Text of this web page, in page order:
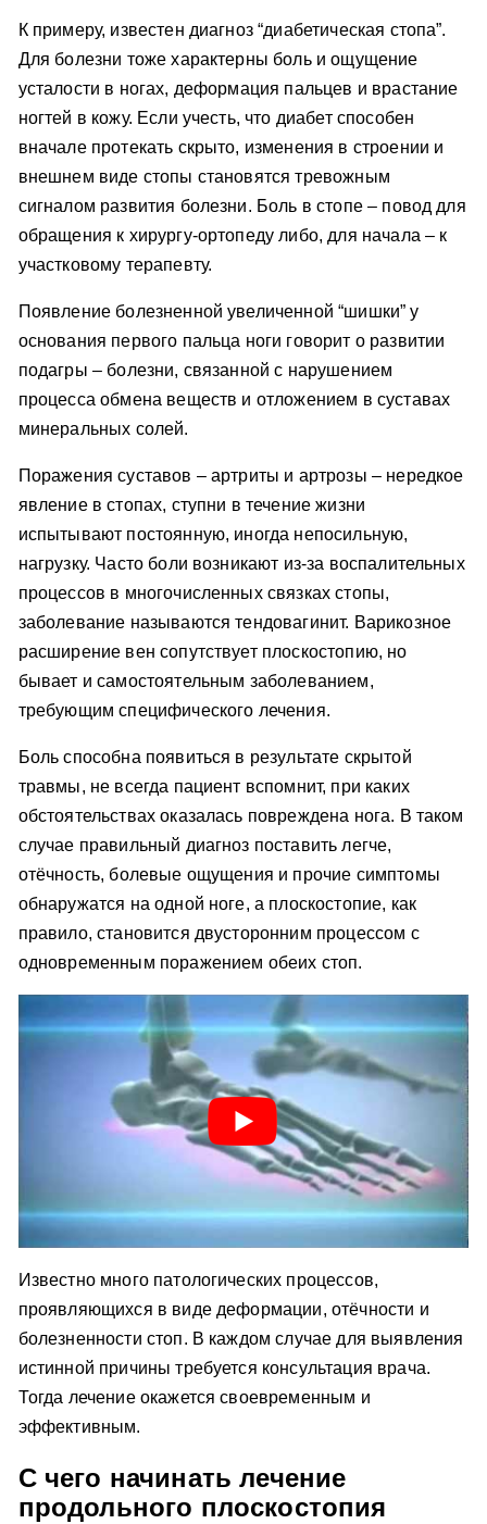
К примеру, известен диагноз “диабетическая стопа”.
Для болезни тоже характерны боль и ощущение
усталости в ногах, деформация пальцев и врастание
ногтей в кожу. Если учесть, что диабет способен
вначале протекать скрыто, изменения в строении и
внешнем виде стопы становятся тревожным
сигналом развития болезни. Боль в стопе – повод для
обращения к хирургу-ортопеду либо, для начала – к
участковому терапевту.
Появление болезненной увеличенной “шишки” у
основания первого пальца ноги говорит о развитии
подагры – болезни, связанной с нарушением
процесса обмена веществ и отложением в суставах
минеральных солей.
Поражения суставов – артриты и артрозы – нередкое
явление в стопах, ступни в течение жизни
испытывают постоянную, иногда непосильную,
нагрузку. Часто боли возникают из-за воспалительных
процессов в многочисленных связках стопы,
заболевание называются тендовагинит. Варикозное
расширение вен сопутствует плоскостопию, но
бывает и самостоятельным заболеванием,
требующим специфического лечения.
Боль способна появиться в результате скрытой
травмы, не всегда пациент вспомнит, при каких
обстоятельствах оказалась повреждена нога. В таком
случае правильный диагноз поставить легче,
отёчность, болевые ощущения и прочие симптомы
обнаружатся на одной ноге, а плоскостопие, как
правило, становится двусторонним процессом с
одновременным поражением обеих стоп.
Известно много патологических процессов,
проявляющихся в виде деформации, отёчности и
болезненности стоп. В каждом случае для выявления
истинной причины требуется консультация врача.
Тогда лечение окажется своевременным и
эффективным.
С чего начинать лечение
продольного плоскостопия